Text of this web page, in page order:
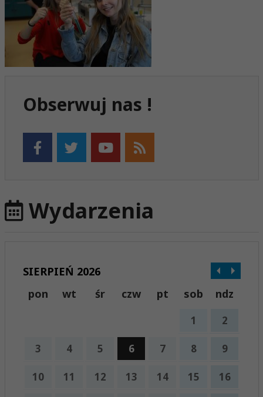
Obserwuj nas !
Wydarzenia
SIERPIEŃ 2026
pon
wt śr czw pt sob ndz
1 2
3 4 5 6 7 8 9
10 11 12 13 14 15 16